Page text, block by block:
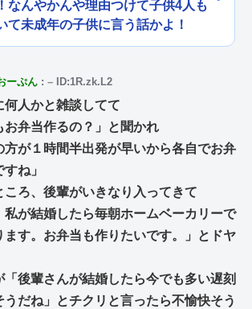
なんやかんや理由つけて子供4人も
て未成年の子供に言う話かよ！
ーぷん :– ID:1R.zk.L2
何人かと雑談してて
お弁当作るの？」と聞かれ
方が１時間半出発が早いから各自でお弁
ね」
ころ、後輩がいきなり入ってきて
私が結婚したら毎朝ホームベーカリーで
ます。お弁当も作りたいです。」とドヤ
「後輩さんが結婚したら今でも多い遅刻
うだね」とチクリと言ったら不愉快そう